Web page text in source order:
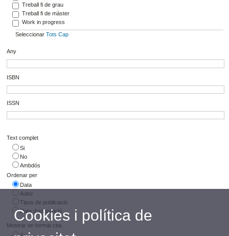
Treball fi de grau
Treball fi de màster
Work in progress
Seleccionar Tots Cap
Any
ISBN
ISSN
Text complet
Si
No
Ambdós
Ordenar per
Data
Autor
Tipus de publicació
Data d'adquisició
Mostrar en format cita
Cookies i política de